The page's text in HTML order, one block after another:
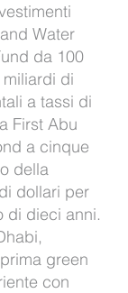
Water
da 100
di
a tassi di
First Abu
a cinque
della
dollari per
di dieci anni.
green
con